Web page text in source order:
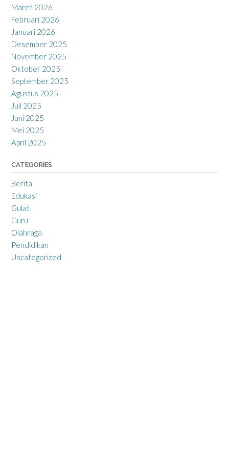
Maret 2026
Februari 2026
Januari 2026
Desember 2025
November 2025
Oktober 2025
September 2025
Agustus 2025
Juli 2025
Juni 2025
Mei 2025
April 2025
CATEGORIES
Berita
Edukasi
Gulat
Guru
Olahraga
Pendidikan
Uncategorized